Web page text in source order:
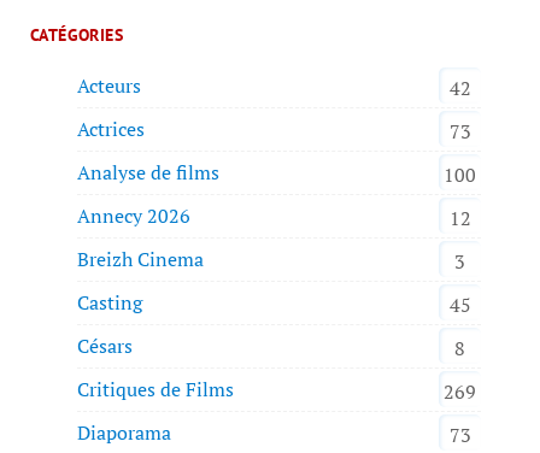
CATÉGORIES
Acteurs
42
Actrices
73
Analyse de films
100
Annecy 2026
12
Breizh Cinema
3
Casting
45
Césars
8
Critiques de Films
269
Diaporama
73